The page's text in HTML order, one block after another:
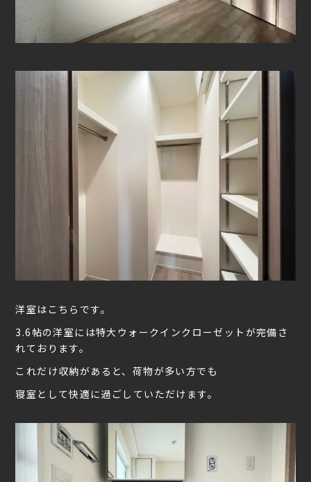
洋室はこちらです。
3.6帖の洋室には特大ウォークインクローゼットが完備さ
れております。
これだけ収納があると、荷物が多い方でも
寝室として快適に過ごしていただけます。